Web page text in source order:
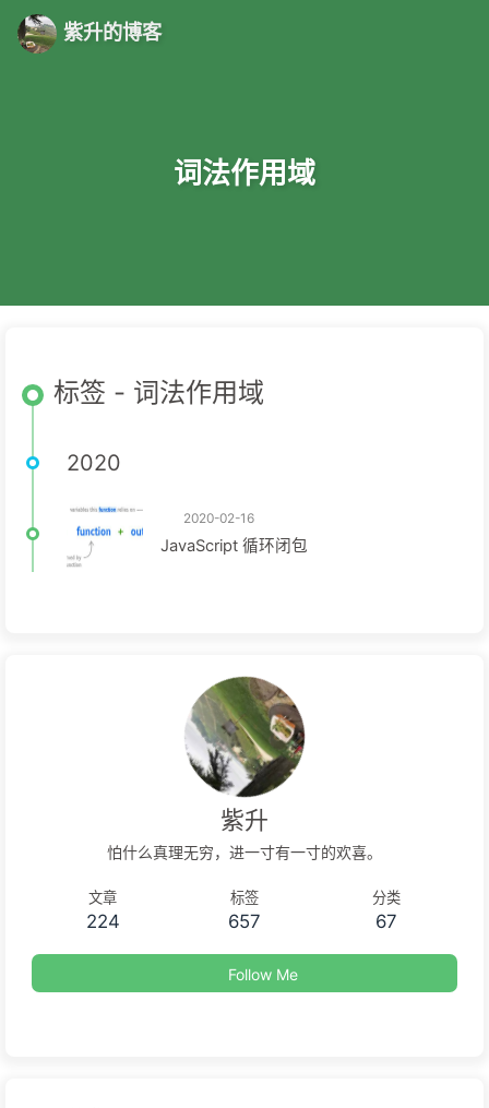
紫升的博客
词法作用域
标签 - 词法作用域
2020
2020-02-16
JavaScript 循环闭包
紫升
怕什么真理无穷，进一寸有一寸的欢喜。
文章
224
标签
657
分类
67
Follow Me